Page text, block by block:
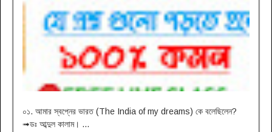
০১. আমার স্বপ্নের ভারত (The India of my dreams) কে বলেছিলেন?
➟ডঃ আব্দুল কালাম। ...